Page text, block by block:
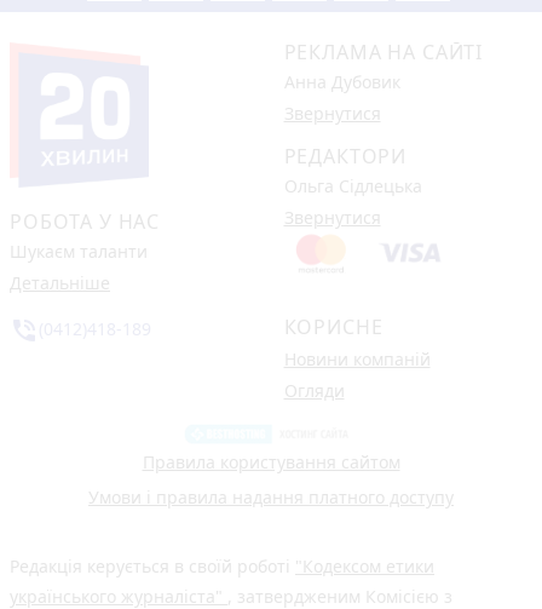
РОБОТА У НАС
Шукаєм таланти
Детальніше
РЕКЛАМА НА САЙТІ
Анна Дубовик
Звернутися
РЕДАКТОРИ
Ольга Сідлецька
Звернутися
КОРИСНЕ
Новини компаній
Огляди
Правила користування сайтом
Умови і правила надання платного доступу
Редакція керується в своїй роботі "Кодексом етики
українського журналіста"
, затвердженим Комісією з